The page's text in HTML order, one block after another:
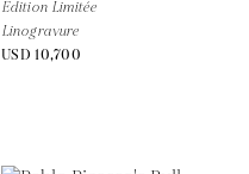
Édition Limitée
Linogravure
USD 10,700